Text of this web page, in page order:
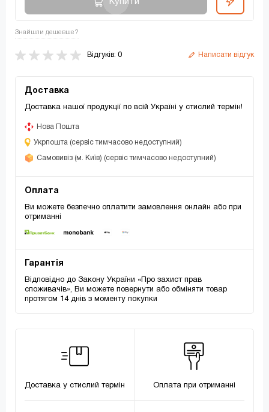
Купити
Знайшли дешевше?
Відгуків: 0 Написати відгук
Доставка
Доставка нашої продукції по всій Україні у стислий термін!
Нова Пошта
Укрпошта (сервіс тимчасово недоступний)
Самовивіз (м. Київ) (сервіс тимчасово недоступний)
Оплата
Ви можете безпечно оплатити замовлення онлайн або при
отриманні
Гарантія
Відповідно до Закону України «Про захист прав
споживачів», Ви можете повернути або обміняти товар
протягом 14 днів з моменту покупки
Доставка у стислий термін Оплата при отриманні